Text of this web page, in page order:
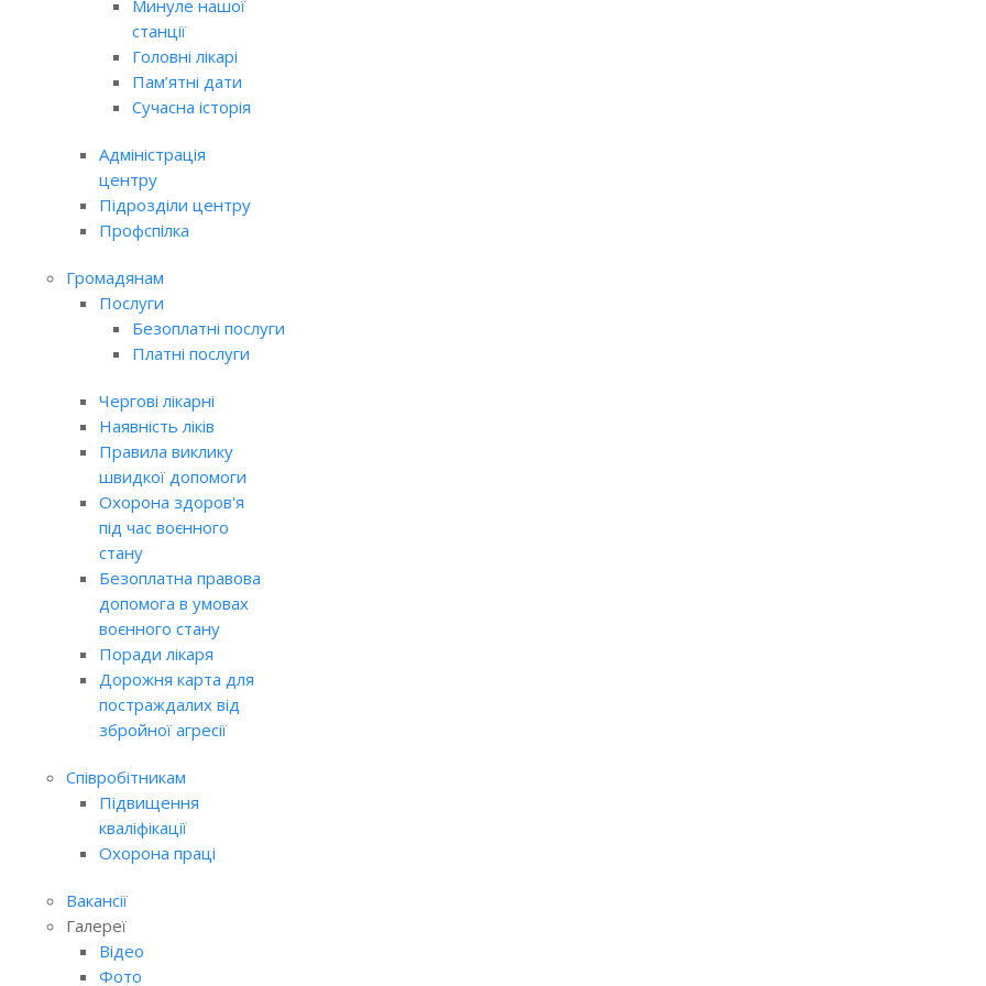
Минуле нашої
станції
Головні лікарі
Пам’ятні дати
Сучасна історія
Адміністрація
центру
Підрозділи центру
Профспілка
Громадянам
Послуги
Безоплатні послуги
Платні послуги
Чергові лікарні
Наявність ліків
Правила виклику
швидкої допомоги
Охорона здоров'я
під час воєнного
стану
Безоплатна правова
допомога в умовах
воєнного стану
Поради лікаря
Дорожня карта для
постраждалих від
збройної агресії
Співробітникам
Підвищення
кваліфікації
Охорона праці
Вакансії
Галереї
Відео
Фото